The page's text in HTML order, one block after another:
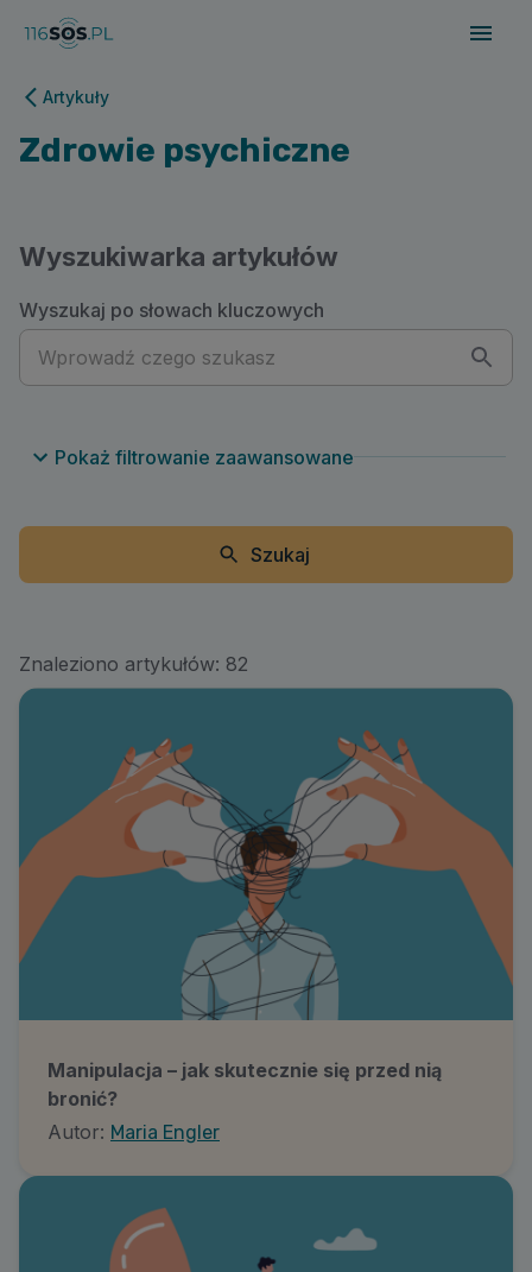
Artykuły
Zdrowie psychiczne
Wyszukiwarka artykułów
Wyszukaj po słowach kluczowych
Pokaż filtrowanie zaawansowane
Szukaj
Znaleziono artykułów: 82
Manipulacja – jak skutecznie się przed nią
bronić?
Autor: Maria Engler
116sos.pl | Zdrowie psychiczne